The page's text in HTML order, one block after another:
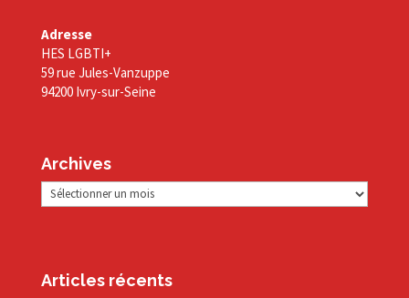
Adresse
HES LGBTI+
59 rue Jules-Vanzuppe
94200 Ivry-sur-Seine
Archives
Archives
Articles récents